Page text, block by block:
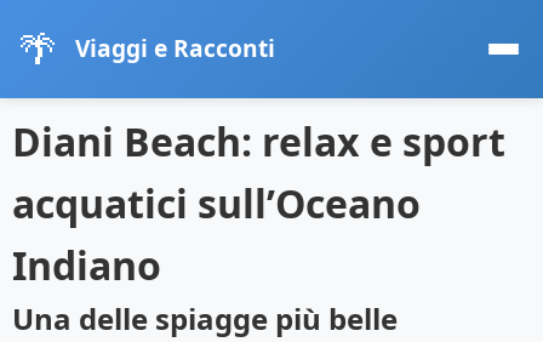
🌴 Viaggi e Racconti
Diani Beach: relax e sport
acquatici sull’Oceano
Indiano
Una delle spiagge più belle